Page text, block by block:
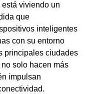
viviendo un
que
inteligentes
con su entorno
principales ciudades
solo hacen más
impulsan